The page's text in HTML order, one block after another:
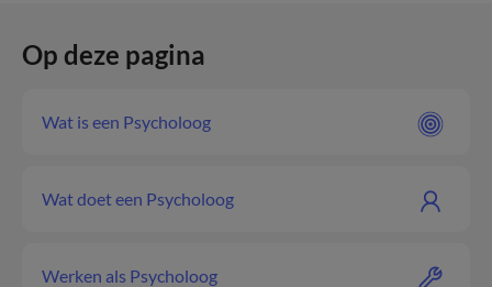
Op deze pagina
Wat is een Psycholoog
Wat doet een Psycholoog
Werken als Psycholoog